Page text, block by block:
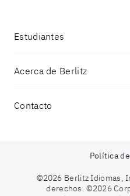
Estudiantes
Acerca de Berlitz
Contacto
©2026 Berlitz Idiomas,
derechos. ©2026
Política